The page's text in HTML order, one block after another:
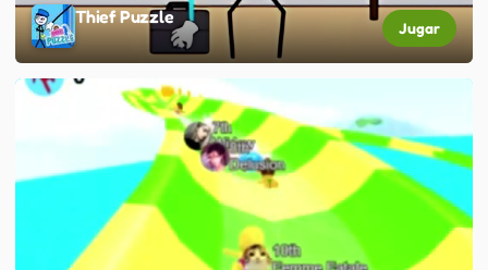
Thief Puzzle
Jugar